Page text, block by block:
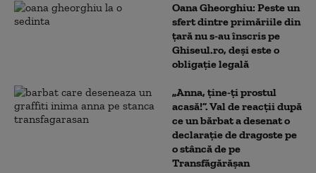
Oana Gheorghiu: Peste un
sfert dintre primăriile din
țară nu s-au înscris pe
Ghiseul.ro, deși este o
obligație legală
„Anna, ţine-ţi prostul
acasă!”. Val de reacții după
ce un bărbat a desenat o
declarație de dragoste pe
o stâncă de pe
Transfăgărășan